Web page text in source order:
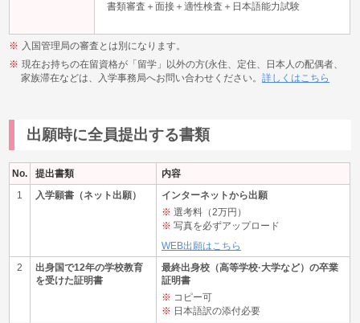
書類審査＋面接＋適性検査＋日本語能力試験
入国管理局の審査とは別になります。
現在お持ちの在留資格が「留学」以外の方(永住、定住、日本人の配偶者、
家族滞在などは、入学事務局へお問い合わせください。詳しくはこちら
出願時に全員提出する書類
No. 提出書類 内容
1 入学願書（ネット出願）
インターネットから出願
選考料（2万円）
写真を必ずアップロード
WEB出願はこちら
2 出身国で12年の学校教育
を受けた証明書
最終出身校（高等学校·大学など）の卒業
証明書
コピー可
日本語訳の添付必要